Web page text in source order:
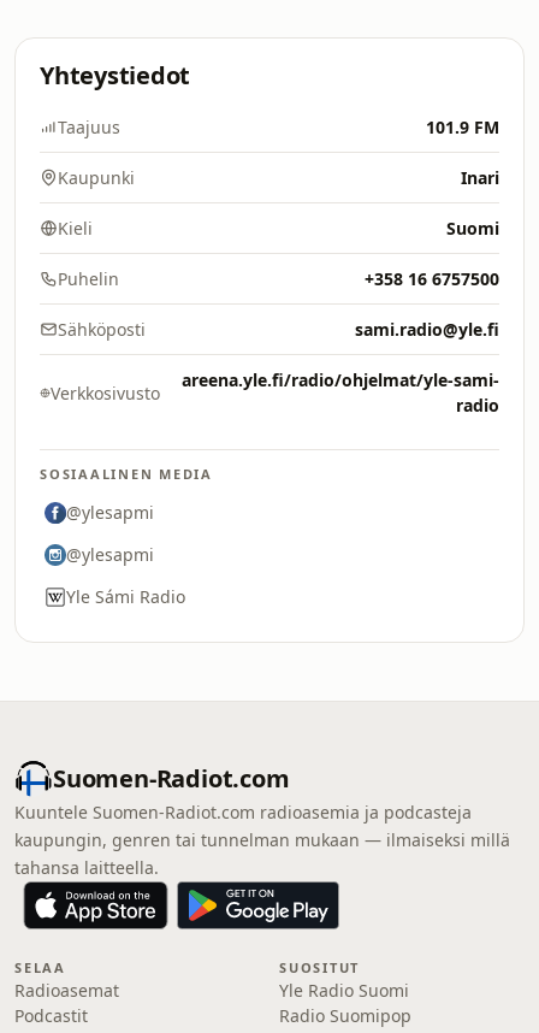
Yhteystiedot
Taajuus 101.9 FM
Kaupunki Inari
Kieli Suomi
Puhelin +358 16 6757500
Sähköposti sami.radio@yle.fi
Verkkosivusto
areena.yle.fi/radio/ohjelmat/yle-sami-
radio
SOSIAALINEN MEDIA
@ylesapmi
@ylesapmi
Yle Sámi Radio
Suomen-Radiot.com
Kuuntele Suomen-Radiot.com radioasemia ja podcasteja
kaupungin, genren tai tunnelman mukaan — ilmaiseksi millä
tahansa laitteella.
SELAA
Radioasemat
Podcastit
SUOSITUT
Yle Radio Suomi
Radio Suomipop